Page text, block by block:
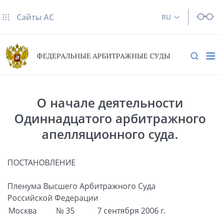
RU
Сайты AC
ФЕДЕРАЛЬНЫЕ АРБИТРАЖНЫЕ СУДЫ
О начале деятельности
Одиннадцатого арбитражного
апелляционного суда.
ПОСТАНОВЛЕНИЕ
Пленума Высшего Арбитражного Суда
Российской Федерации
Москва
№ 35
7 сентября 2006 г.